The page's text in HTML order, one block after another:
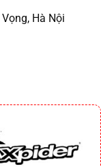
Hà Nội